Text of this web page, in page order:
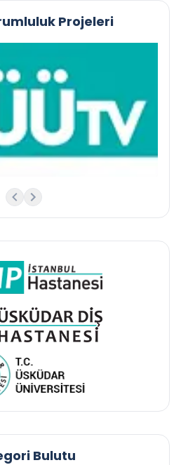
Projeleri
Bulutu